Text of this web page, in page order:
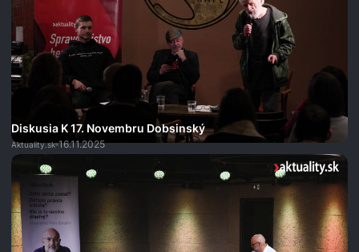
Diskusia K 17. Novembru Dobsinský
Aktuality.sk 16.11.2025